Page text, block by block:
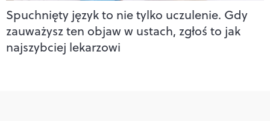
Spuchnięty język to nie tylko uczulenie. Gdy
zauważysz ten objaw w ustach, zgłoś to jak
najszybciej lekarzowi